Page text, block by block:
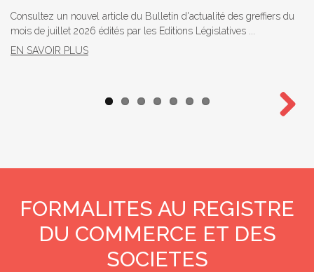
Consultez un nouvel article du Bulletin d'actualité des greffiers du
mois de juillet 2026 édités par les Editions Législatives ...
EN SAVOIR PLUS
FORMALITES AU REGISTRE
DU COMMERCE ET DES
SOCIETES